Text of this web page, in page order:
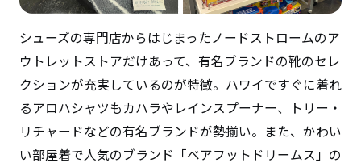
シューズの専門店からはじまったノードストロームのア
ウトレットストアだけあって、有名ブランドの靴のセレ
クションが充実しているのが特徴。ハワイですぐに着れ
るアロハシャツもカハラやレインスプーナー、トリー・
リチャードなどの有名ブランドが勢揃い。また、かわい
い部屋着で人気のブランド「ベアフットドリームス」の